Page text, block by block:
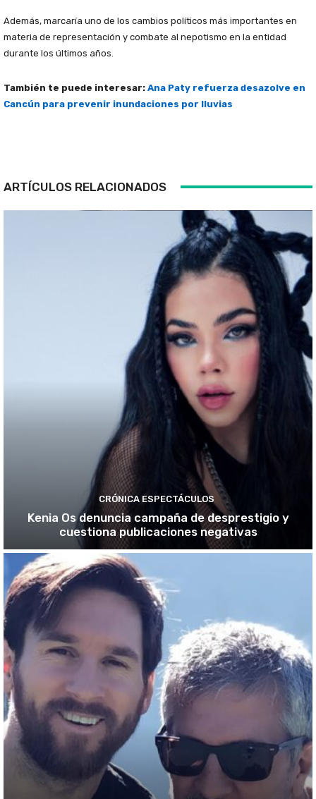
Además, marcaría uno de los cambios políticos más importantes en
materia de representación y combate al nepotismo en la entidad
durante los últimos años.
También te puede interesar: Ana Paty refuerza desazolve en
Cancún para prevenir inundaciones por lluvias
ARTÍCULOS RELACIONADOS
CRÓNICA ESPECTÁCULOS
Kenia Os denuncia campaña de desprestigio y
cuestiona publicaciones negativas